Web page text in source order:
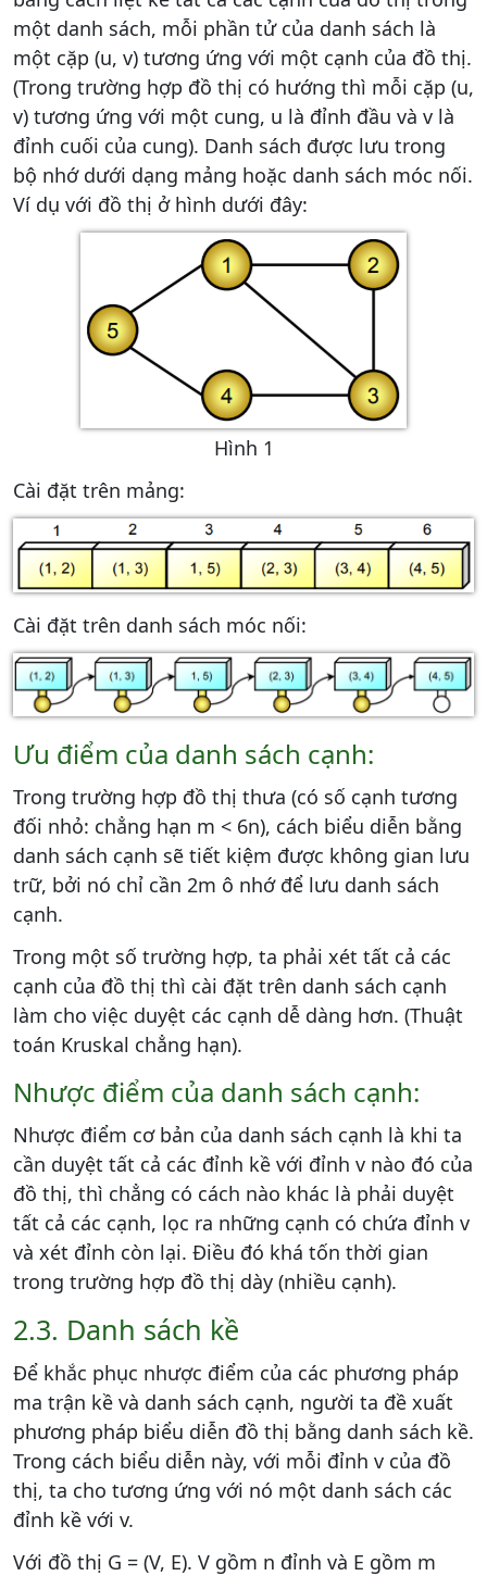
một danh sách, mỗi phần tử của danh sách là
một cặp (u, v) tương ứng với một cạnh của đồ thị.
(Trong trường hợp đồ thị có hướng thì mỗi cặp (u,
v) tương ứng với một cung, u là đỉnh đầu và v là
đỉnh cuối của cung). Danh sách được lưu trong
bộ nhớ dưới dạng mảng hoặc danh sách móc nối.
Ví dụ với đồ thị ở hình dưới đây:
Hình 1
Cài đặt trên mảng:
Cài đặt trên danh sách móc nối:
Ưu điểm của danh sách cạnh:
Trong trường hợp đồ thị thưa (có số cạnh tương
đối nhỏ: chẳng hạn m < 6n), cách biểu diễn bằng
danh sách cạnh sẽ tiết kiệm được không gian lưu
trữ, bởi nó chỉ cần 2m ô nhớ để lưu danh sách
cạnh.
Trong một số trường hợp, ta phải xét tất cả các
cạnh của đồ thị thì cài đặt trên danh sách cạnh
làm cho việc duyệt các cạnh dễ dàng hơn. (Thuật
toán Kruskal chẳng hạn).
Nhược điểm của danh sách cạnh:
Nhược điểm cơ bản của danh sách cạnh là khi ta
cần duyệt tất cả các đỉnh kề với đỉnh v nào đó của
đồ thị, thì chẳng có cách nào khác là phải duyệt
tất cả các cạnh, lọc ra những cạnh có chứa đỉnh v
và xét đỉnh còn lại. Điều đó khá tốn thời gian
trong trường hợp đồ thị dày (nhiều cạnh).
2.3. Danh sách kề
Để khắc phục nhược điểm của các phương pháp
ma trận kề và danh sách cạnh, người ta đề xuất
phương pháp biểu diễn đồ thị bằng danh sách kề.
Trong cách biểu diễn này, với mỗi đỉnh v của đồ
thị, ta cho tương ứng với nó một danh sách các
đỉnh kề với v.
Với đồ thị G = (V, E). V gồm n đỉnh và E gồm m